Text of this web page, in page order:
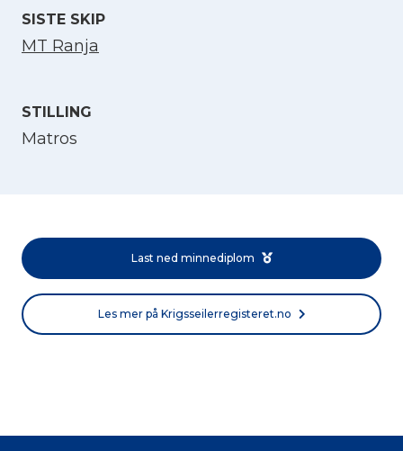
SISTE SKIP
MT Ranja
STILLING
Matros
Last ned minnediplom
Les mer på Krigsseilerregisteret.no
Norsk bokmål